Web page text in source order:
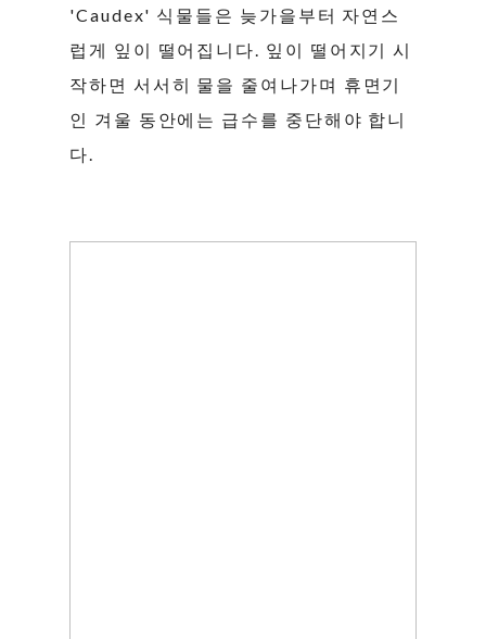
'Caudex' 식물들은 늦가을부터 자연스
럽게 잎이 떨어집니다. 잎이 떨어지기 시
작하면 서서히 물을 줄여나가며 휴면기
인 겨울 동안에는 급수를 중단해야 합니
다.